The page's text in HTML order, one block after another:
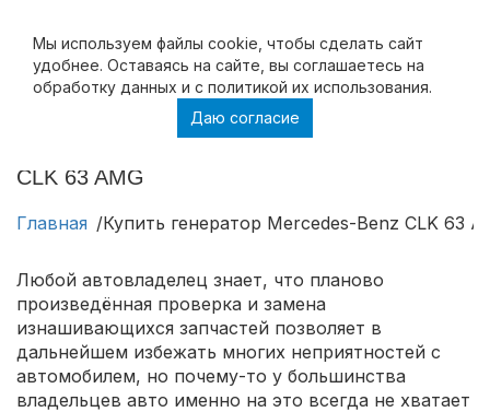
Мы используем файлы cookie, чтобы cделать сайт
удобнее. Оставаясь на сайте, вы соглашаетесь на
обработку данных и с политикой их использования.
Даю согласие
Купить генератор Mercedes-Benz CLK 63
CLK 63 AMG
Главная Купить генератор Mercedes-Benz CLK 63
Любой автовладелец знает, что планово
произведённая проверка и замена
изнашивающихся запчастей позволяет в
дальнейшем избежать многих неприятностей с
автомобилем, но почему-то у большинства
владельцев авто именно на это всегда не хватает